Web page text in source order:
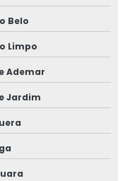
Belo
Limpo
Ademar
Jardim